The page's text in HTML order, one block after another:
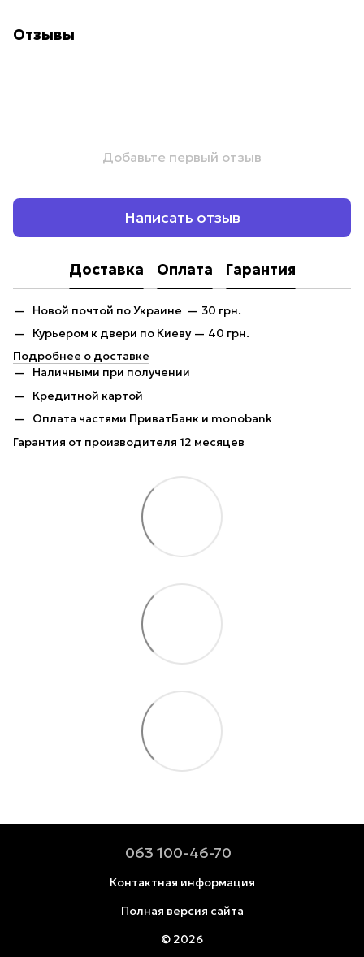
Отзывы
Добавьте первый отзыв
Написать отзыв
Доставка Оплата Гарантия
Новой почтой по Украине — 30 грн.
Курьером к двери по Киеву — 40 грн.
Подробнее о доставке
Наличными при получении
Кредитной картой
Оплата частями ПриватБанк и monobank
Гарантия от производителя 12 месяцев
063 100-46-70
Контактная информация
Полная версия сайта
© 2026